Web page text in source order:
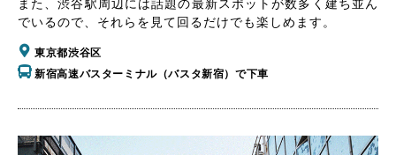
また、渋谷駅周辺には話題の最新スポットが数多く建ち並ん
でいるので、それらを見て回るだけでも楽しめます。
東京都渋谷区
新宿高速バスターミナル（バスタ新宿）で下車